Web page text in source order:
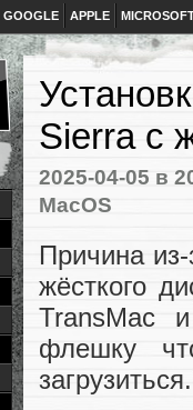
GOOGLE APPLE
Sierra с
2025-04-05 в
MacOS
Причина
жёсткого
TransMac
флешку
загрузиться.